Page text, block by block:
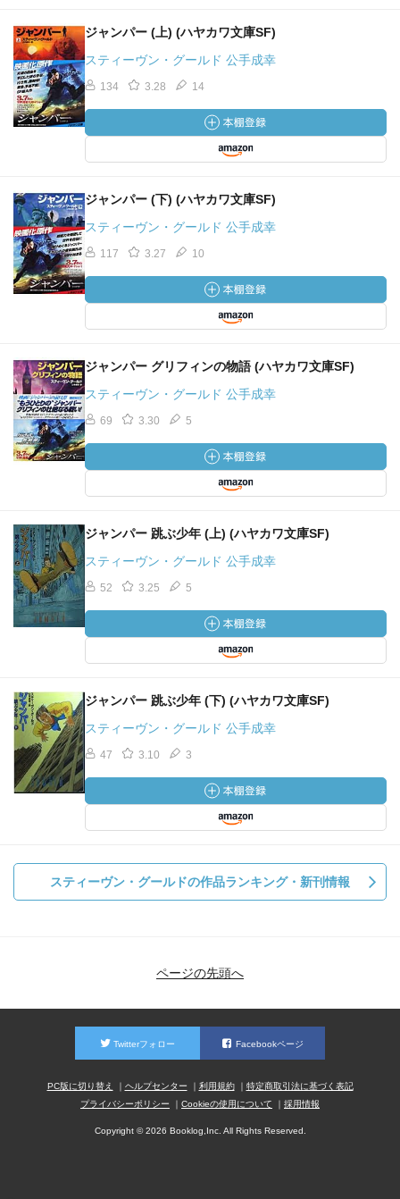
ジャンパー (上) (ハヤカワ文庫SF)
スティーヴン・グールド 公手成幸
134 3.28 14
ジャンパー (下) (ハヤカワ文庫SF)
スティーヴン・グールド 公手成幸
117 3.27 10
ジャンパー グリフィンの物語 (ハヤカワ文庫SF)
スティーヴン・グールド 公手成幸
69 3.30 5
ジャンパー 跳ぶ少年 (上) (ハヤカワ文庫SF)
スティーヴン・グールド 公手成幸
52 3.25 5
ジャンパー 跳ぶ少年 (下) (ハヤカワ文庫SF)
スティーヴン・グールド 公手成幸
47 3.10 3
スティーヴン・グールドの作品ランキング・新刊情報
ページの先頭へ
Twitterフォロー Facebookページ
PC版に切り替え ヘルプセンター 利用規約
特定商取引法に基づく表記
プライバシーポリシー
Cookieの使用について 採用情報
Copyright © 2026 Booklog,Inc. All Rights Reserved.